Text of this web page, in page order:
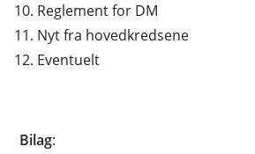
Reglement for DM
Nyt fra hovedkredsene
Eventuelt
Bilag: